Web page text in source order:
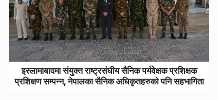
इस्लामाबादमा संयुक्त राष्ट्रसंघीय सैनिक पर्यवेक्षक प्रशिक्षक
प्रशिक्षण सम्पन्न, नेपालका सैनिक अधिकृतहरुको पनि सहभागिता